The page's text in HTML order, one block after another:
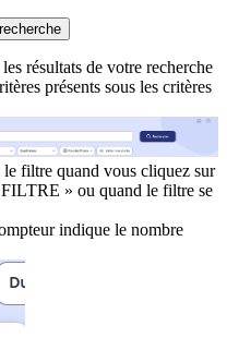
résultats de votre recherche
présents sous les critères
le filtre quand vous cliquez sur
» ou quand le filtre se
indique le nombre